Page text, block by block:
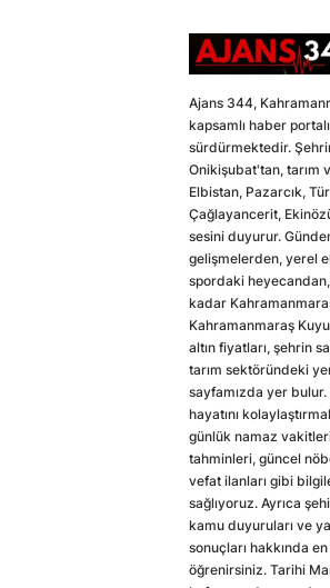
Ajans 344,
kapsamlı haber
sürdürmektedir.
Onikişubat'tan, tarım
Elbistan, Pazarcık,
Çağlayancerit,
sesini duyurur.
gelişmelerden, yerel
spordaki
kadar
Kahramanmaraş
altın fiyatları, şehrin
tarım sektöründeki
sayfamızda yer bulur.
hayatını
günlük namaz
tahminleri, güncel
vefat ilanları gibi
sağlıyoruz. Ayrıca
kamu duyuruları ve
sonuçları hakkında
öğrenirsiniz. Tarihi